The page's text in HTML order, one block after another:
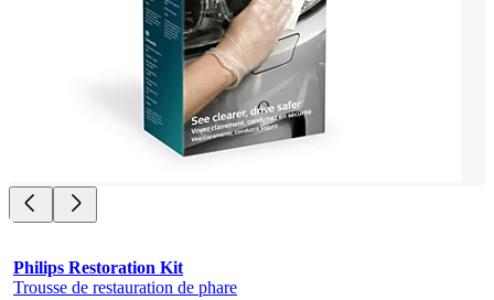
Philips Restoration Kit
Trousse de restauration de phare